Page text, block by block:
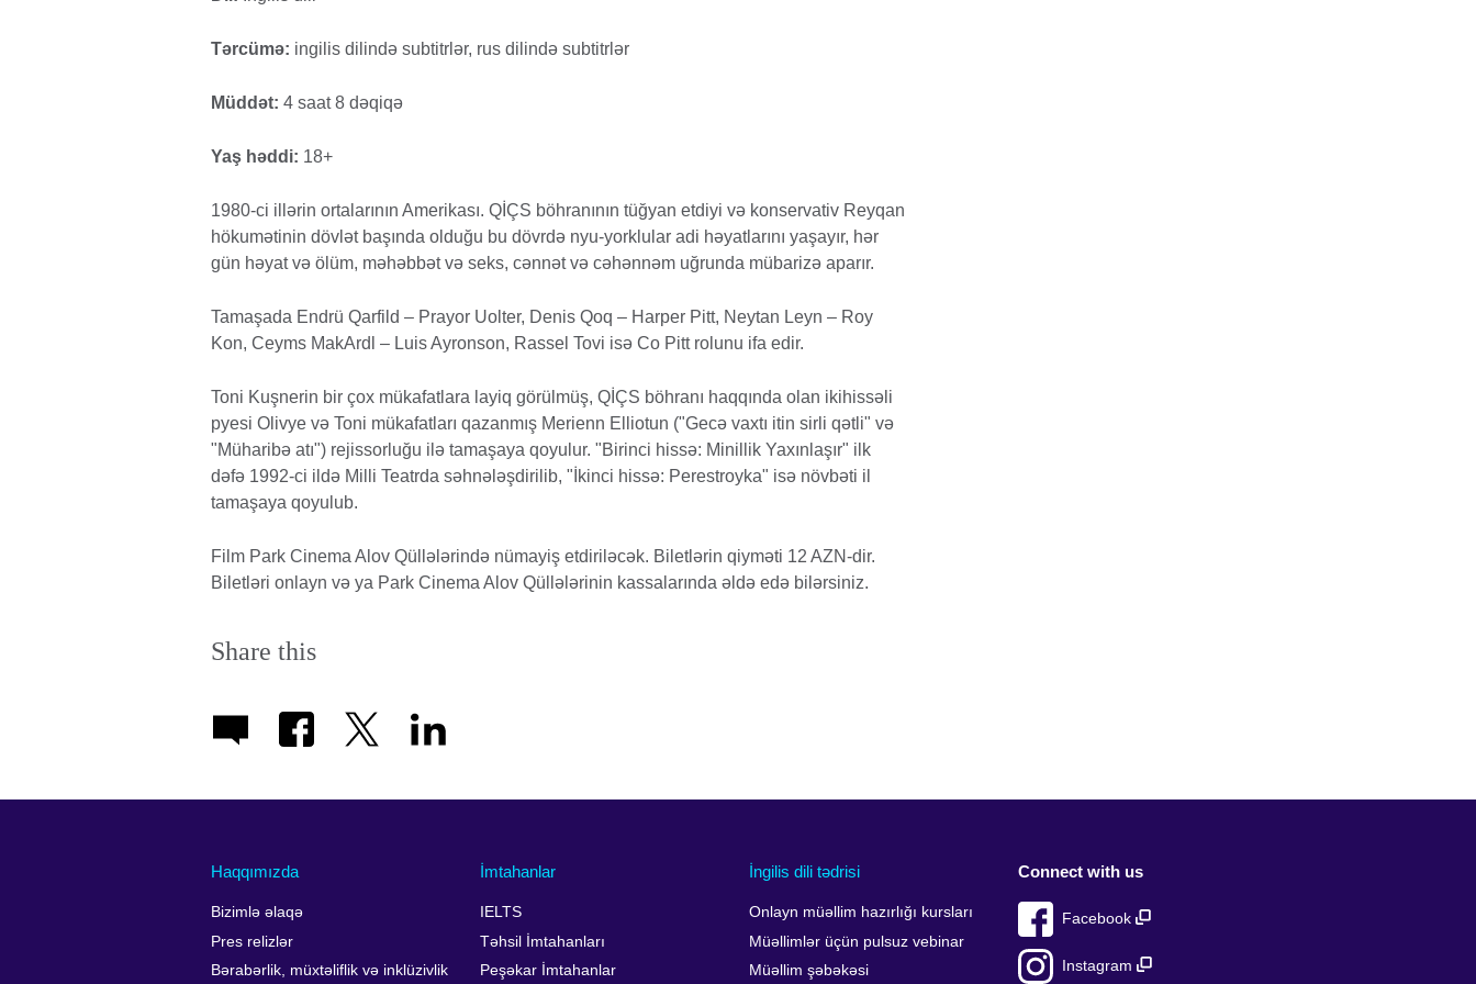
Tərcümə: ingilis dilində subtitrlər, rus dilində subtitrlər
Müddət: 4 saat 8 dəqiqə
Yaş həddi: 18+
1980-ci illərin ortalarının Amerikası. QİÇS böhranının tüğyan etdiyi və konservativ Reyqan
hökumətinin dövlət başında olduğu bu dövrdə nyu-yorklular adi həyatlarını yaşayır, hər
gün həyat və ölüm, məhəbbət və seks, cənnət və cəhənnəm uğrunda mübarizə aparır.
Tamaşada Endrü Qarfild – Prayor Uolter, Denis Qoq – Harper Pitt, Neytan Leyn – Roy
Kon, Ceyms MakArdl – Luis Ayronson, Rassel Tovi isə Co Pitt rolunu ifa edir.
Toni Kuşnerin bir çox mükafatlara layiq görülmüş, QİÇS böhranı haqqında olan ikihissəli
pyesi Olivye və Toni mükafatları qazanmış Merienn Elliotun ("Gecə vaxtı itin sirli qətli" və
"Müharibə atı") rejissorluğu ilə tamaşaya qoyulur. "Birinci hissə: Minillik Yaxınlaşır" ilk
dəfə 1992-ci ildə Milli Teatrda səhnələşdirilib, "İkinci hissə: Perestroyka" isə növbəti il
tamaşaya qoyulub.
Film Park Cinema Alov Qüllələrində nümayiş etdiriləcək. Biletlərin qiyməti 12 AZN-dir.
Biletləri onlayn və ya Park Cinema Alov Qüllələrinin kassalarında əldə edə bilərsiniz.
Share this
Haqqımızda
Bizimlə əlaqə
Pres relizlər
Bərabərlik, müxtəliflik və inklüzivlik
İmtahanlar
IELTS
Təhsil İmtahanları
Peşəkar İmtahanlar
İngilis dili tədrisi
Onlayn müəllim hazırlığı kursları
Müəllimlər üçün pulsuz vebinar
Müəllim şəbəkəsi
Connect with us
Facebook
Instagram